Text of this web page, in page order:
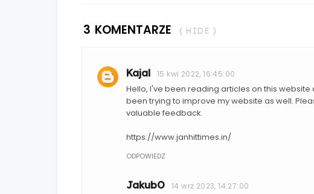
3 KOMENTARZE ( HIDE )
Kajal 15 kwi 2022, 16:45:00
Hello, I've been reading articles on this
been trying to improve my website as well.
valuable feedback.
https://www.janhittimes.in/
ODPOWIEDZ
JakubO 14 wrz 2023, 14:27:00